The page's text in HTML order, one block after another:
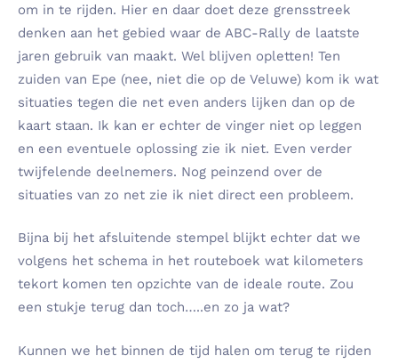
om in te rijden. Hier en daar doet deze grensstreek
denken aan het gebied waar de ABC-Rally de laatste
jaren gebruik van maakt. Wel blijven opletten! Ten
zuiden van Epe (nee, niet die op de Veluwe) kom ik wat
situaties tegen die net even anders lijken dan op de
kaart staan. Ik kan er echter de vinger niet op leggen
en een eventuele oplossing zie ik niet. Even verder
twijfelende deelnemers. Nog peinzend over de
situaties van zo net zie ik niet direct een probleem.
Bijna bij het afsluitende stempel blijkt echter dat we
volgens het schema in het routeboek wat kilometers
tekort komen ten opzichte van de ideale route. Zou
een stukje terug dan toch…..en zo ja wat?
Kunnen we het binnen de tijd halen om terug te rijden